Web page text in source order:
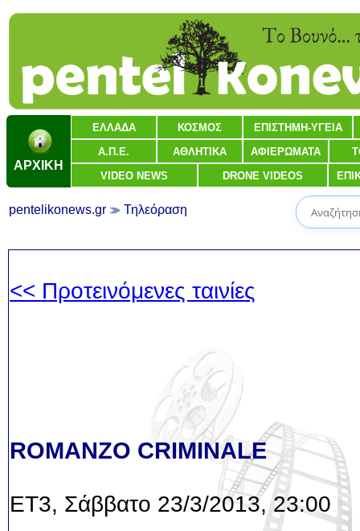
ΑΡΧΙΚΗ
ΕΛΛΑΔΑ ΚΟΣΜΟΣ ΕΠΙΣΤΗΜΗ-ΥΓΕΙΑ
Α.Π.Ε. ΑΘΛΗΤΙΚΑ ΑΦΙΕΡΩΜΑΤΑ
VIDEO NEWS DRONE VIDEOS
pentelikonews.gr Τηλεόραση
<< Προτεινόμενες ταινίες
ROMANZO CRIMINALE
ΕΤ3, Σάββατο 23/3/2013, 23:00